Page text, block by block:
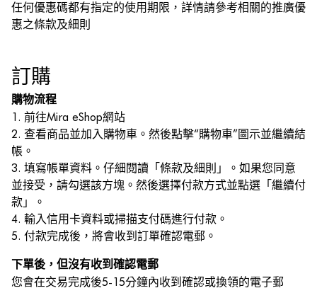
任何優惠碼都有指定的使用期限，詳情請參考相關的推廣優
惠之條款及細則
訂購
購物流程
1. 前往Mira eShop網站
2. 查看商品並加入購物車。然後點擊“購物車”圖示並繼續結
帳。
3. 填寫帳單資料。仔細閱讀「條款及細則」。如果您同意
並接受，請勾選該方塊。然後選擇付款方式並點選「繼續付
款」。
4. 輸入信用卡資料或掃描支付碼進行付款。
5. 付款完成後，將會收到訂單確認電郵。
下單後，但沒有收到確認電郵
您會在交易完成後5-15分鐘內收到確認或換領的電子郵